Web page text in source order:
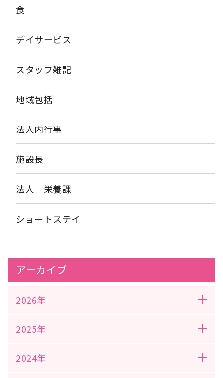
食
デイサービス
スタッフ雑記
地域包括
法人内行事
施設長
法人 栄養課
ショートステイ
アーカイブ
2026年
2025年
2024年